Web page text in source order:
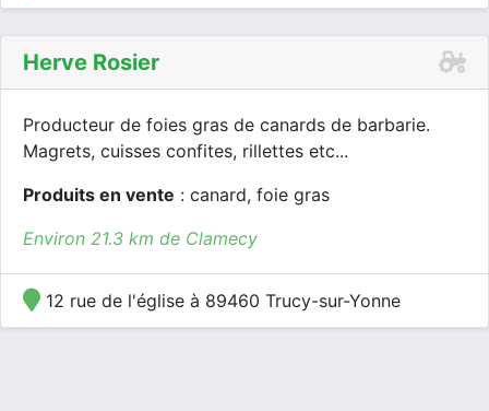
Herve Rosier
Producteur de foies gras de canards de barbarie.
Magrets, cuisses confites, rillettes etc...
Produits en vente : canard, foie gras
Environ 21.3 km de Clamecy
12 rue de l'église à 89460 Trucy-sur-Yonne